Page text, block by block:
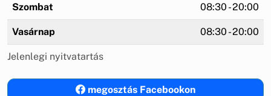
Szombat 08:30 - 20:00
Vasárnap 08:30 - 20:00
Jelenlegi nyitvatartás
megosztás Facebookon